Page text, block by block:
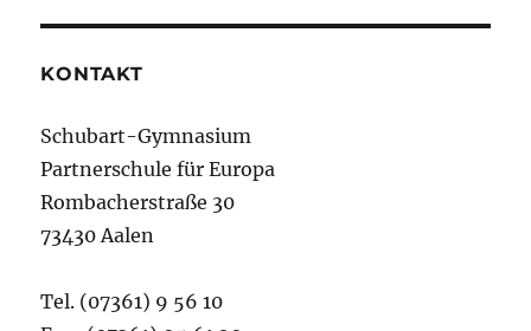
KONTAKT
Schubart-Gymnasium
Partnerschule für Europa
Rombacherstraße 30
73430 Aalen
Tel. (07361) 9 56 10